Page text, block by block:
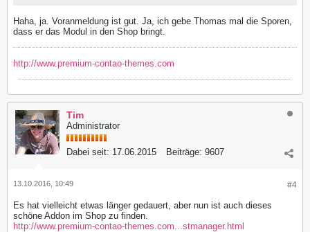
Haha, ja. Voranmeldung ist gut. Ja, ich gebe Thomas mal die Sporen,
dass er das Modul in den Shop bringt.
http://www.premium-contao-themes.com
Tim
Administrator
Dabei seit: 17.06.2015 Beiträge: 9607
#4
13.10.2016, 10:49
Es hat vielleicht etwas länger gedauert, aber nun ist auch dieses
schöne Addon im Shop zu finden.
http://www.premium-contao-themes.com...stmanager.html